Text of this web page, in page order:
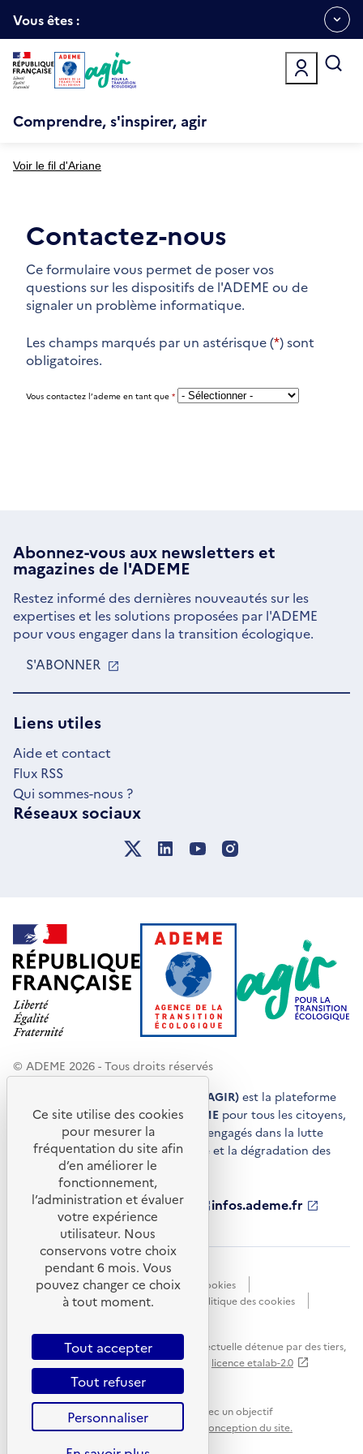
au
Ouvrir
le
menu
espace
Vous êtes :
Comprendre, s'inspirer, agir
Voir le fil d'Ariane
Contactez-nous
Ce formulaire vous permet de poser vos
questions sur les dispositifs de l'ADEME ou de
signaler un problème informatique.
Les champs marqués par un astérisque (*) sont
obligatoires.
Vous contactez l’ademe en tant que *
Abonnez-vous aux newsletterset
magazines de l'ADEME
Restez informé des dernières nouveautés sur les
expertises et les solutions proposées par l'ADEME
pour vous engager dans la transition écologique.
S'ABONNER
UNE
Liens utiles
Aide et contact
Flux RSS
Qui sommes-nous ?
Réseaux sociaux
© ADEME 2026 - Tous droits réservés
Agir pour la transition écologique (AGIR) est la plateforme
de conseils et de services de l'ADEME pour tous les citoyens,
acteurs économiques et territoires engagés dans la lutte
contre le réchauffement climatique et la dégradation des
ressources.
ademe.fr
S'ouvre
nouvelle
fenêtre
librairie.ademe.fr
S'ouvre
dans
une
nouvelle
fenêtre
infos.ademe.fr
S'ouvre
nouvelle
ademe.fr/presse
S'ouvre
nouvelle
fenêtre
Accessibilité : non conforme
Données personnelles
Gestion des cookies
Mentions légales
Plan du site
Politique des cookies
dans
nouvelle
Sauf mention explicite de propriété intellectuelle détenue par des tiers,
les contenus de ce site sont proposés sous licence etalab-2.0
Ce site internet est pensé et développé avec un objectif
d'écoconception.En savoir plus sur l'écoconception du site.
Ce site utilise des cookies
pour mesurer la
fréquentation du site afin
d’en améliorer le
fonctionnement,
l’administration et évaluer
votre expérience
utilisateur. Nous
conservons votre choix
pendant 6 mois. Vous
pouvez changer ce choix
à tout moment.
Tout accepter
Tout refuser
Personnaliser